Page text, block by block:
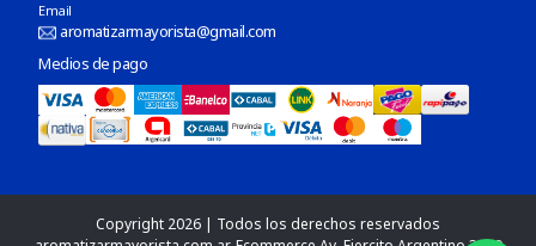
Email
aromatizarmayorista@gmail.com
Medios de pago
Copyright 2026 | Todos los derechos reservados